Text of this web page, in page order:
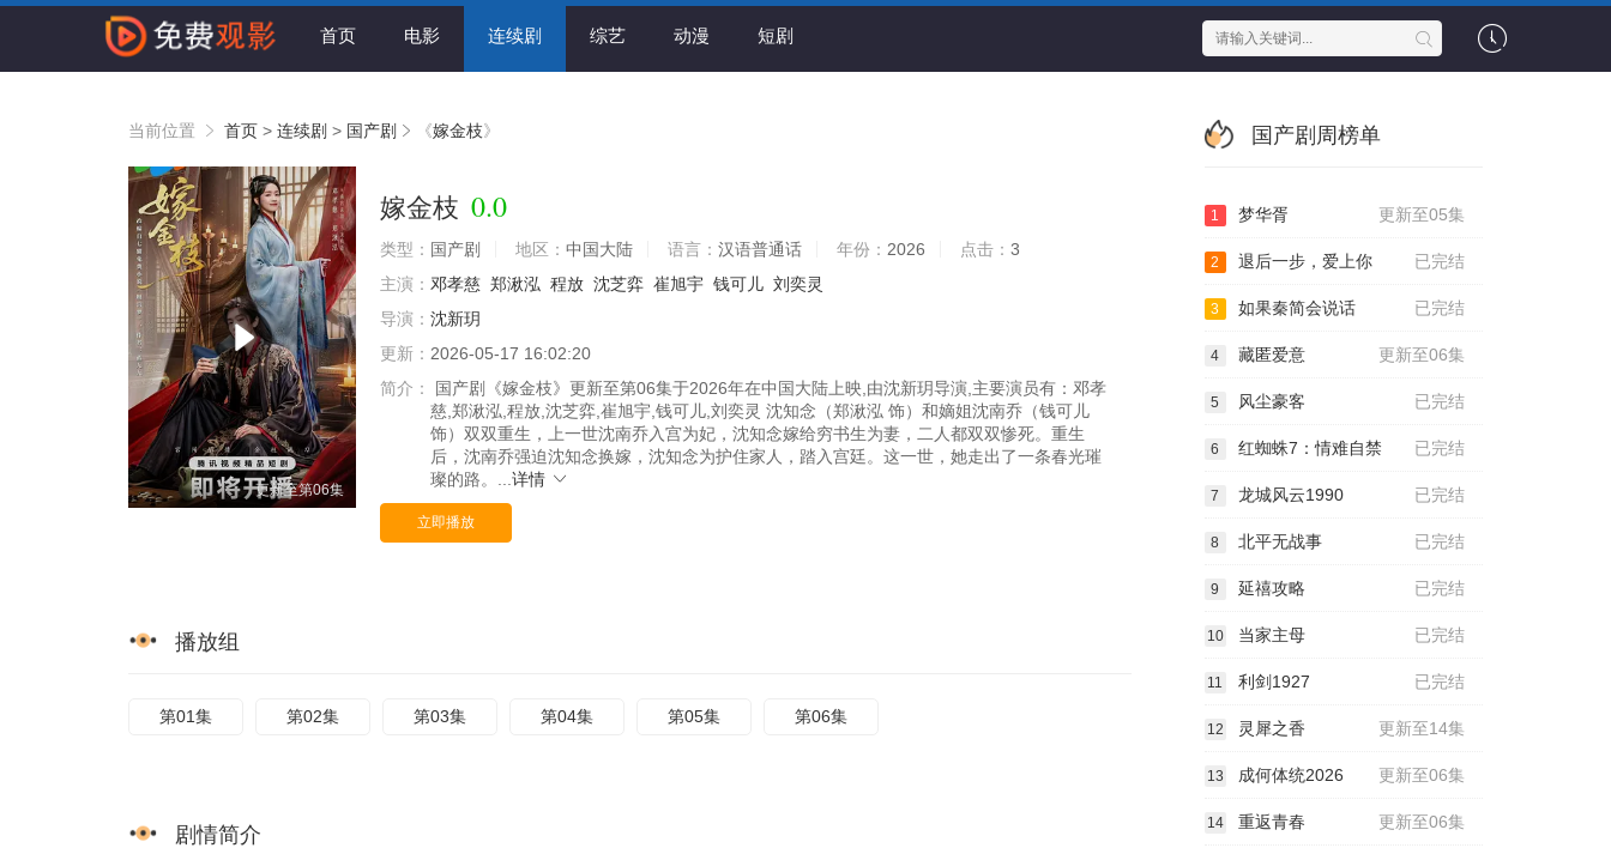
首页 电影 连续剧 综艺 动漫 短剧
当前位置 首页 > 连续剧 > 国产剧 《嫁金枝》
更新至第06集
嫁金枝 0.0
类型： 国产剧 地区： 中国大陆 语言： 汉语普通话 年份： 2026 点击： 3
主演： 邓孝慈 郑湫泓 程放 沈芝弈 崔旭宇 钱可儿 刘奕灵
导演： 沈新玥
更新： 2026-05-17 16:02:20
简介：
国产剧《嫁金枝》更新至第06集于2026年在中国大陆上映,由沈新玥导演,主要演员有：邓孝
慈,郑湫泓,程放,沈芝弈,崔旭宇,钱可儿,刘奕灵 沈知念（郑湫泓 饰）和嫡姐沈南乔（钱可儿
饰）双双重生，上一世沈南乔入宫为妃，沈知念嫁给穷书生为妻，二人都双双惨死。重生
后，沈南乔强迫沈知念换嫁，沈知念为护住家人，踏入宫廷。这一世，她走出了一条春光璀
璨的路。... 详情
立即播放
播放组
第01集 第02集 第03集 第04集 第05集 第06集
剧情简介
国产剧周榜单
更新至05集
1 梦华胥
已完结
2 退后一步，爱上你
已完结
3 如果秦简会说话
更新至06集
4 藏匿爱意
已完结
5 风尘豪客
已完结
6 红蜘蛛7：情难自禁
已完结
7 龙城风云1990
已完结
8 北平无战事
已完结
9 延禧攻略
已完结
10 当家主母
已完结
11 利剑1927
更新至14集
12 灵犀之香
更新至06集
13 成何体统2026
更新至06集
14 重返青春